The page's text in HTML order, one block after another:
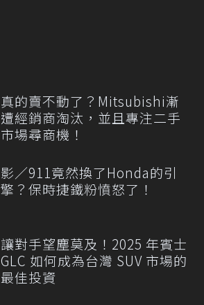
真的賣不動了？Mitsubishi漸
遭經銷商淘汰，並且專注二手
市場尋商機！
影／911竟然換了Honda的引
擎？保時捷鐵粉憤怒了！
讓對手望塵莫及！2025 年賓士
GLC 如何成為台灣 SUV 市場的
最佳投資